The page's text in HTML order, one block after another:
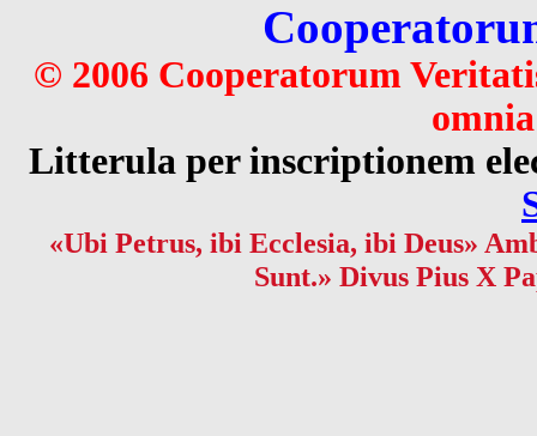
© 2006 Cooperatorum
Litterula per inscriptionem
«Ubi Petrus, ibi Ecclesia, ibi Deus»
Sunt.» Divus Pius X